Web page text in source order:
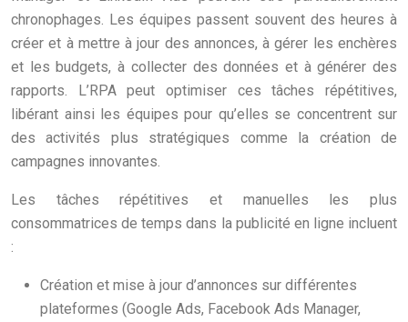
chronophages. Les équipes passent souvent des heures à
créer et à mettre à jour des annonces, à gérer les enchères
et les budgets, à collecter des données et à générer des
rapports. L’RPA peut optimiser ces tâches répétitives,
libérant ainsi les équipes pour qu’elles se concentrent sur
des activités plus stratégiques comme la création de
campagnes innovantes.
Les tâches répétitives et manuelles les plus
consommatrices de temps dans la publicité en ligne incluent
:
Création et mise à jour d’annonces sur différentes
plateformes (Google Ads, Facebook Ads Manager,